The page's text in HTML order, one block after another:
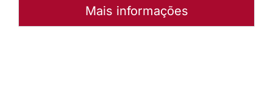
Mais informações